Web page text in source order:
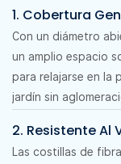
1. Cobertura
Con un diámetro
un amplio espacio
para relajarse en la
jardín sin
2. Resistente Al
Las costillas de